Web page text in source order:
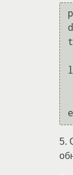
5.